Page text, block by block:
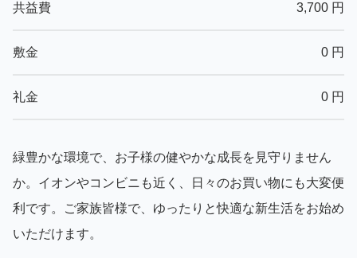
共益費 3,700 円
敷金 0 円
礼金 0 円
緑豊かな環境で、お子様の健やかな成長を見守りません
か。イオンやコンビニも近く、日々のお買い物にも大変便
利です。ご家族皆様で、ゆったりと快適な新生活をお始め
いただけます。